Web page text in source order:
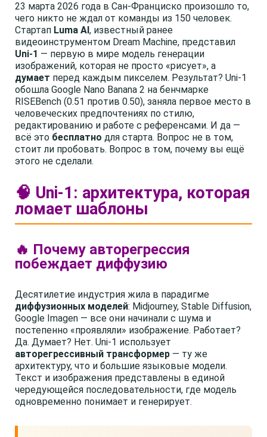
23 марта 2026 года в Сан-Франциско произошло то,
чего никто не ждал от команды из 150 человек.
Стартап Luma AI, известный ранее
видеоинструментом Dream Machine, представил
Uni-1 — первую в мире модель генерации
изображений, которая не просто «рисует», а
думает перед каждым пикселем. Результат? Uni-1
обошла Google Nano Banana 2 на бенчмарке
RISEBench (0.51 против 0.50), заняла первое место в
человеческих предпочтениях по стилю,
редактированию и работе с референсами. И да —
всё это бесплатно для старта. Вопрос не в том,
стоит ли пробовать. Вопрос в том, почему вы ещё
этого не сделали.
🧠 Uni-1: архитектура, которая
ломает шаблоны
🔥 Почему авторегрессия
побеждает диффузию
Десятилетие индустрия жила в парадигме
диффузионных моделей: Midjourney, Stable Diffusion,
Google Imagen — все они начинали с шума и
постепенно «проявляли» изображение. Работает?
Да. Думает? Нет. Uni-1 использует
авторегрессивный трансформер — ту же
архитектуру, что и большие языковые модели.
Текст и изображения представлены в единой
чередующейся последовательности, где модель
одновременно понимает и генерирует.